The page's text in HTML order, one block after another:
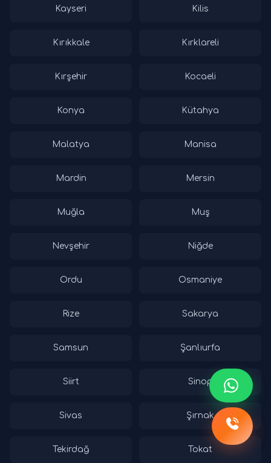
Kayseri Kilis
Kırıkkale Kırklareli
Kırşehir Kocaeli
Konya Kütahya
Malatya Manisa
Mardin Mersin
Muğla Muş
Nevşehir Niğde
Ordu Osmaniye
Rize Sakarya
Samsun Şanlıurfa
Siirt Sinop
Sivas Şırnak
Tekirdağ Tokat